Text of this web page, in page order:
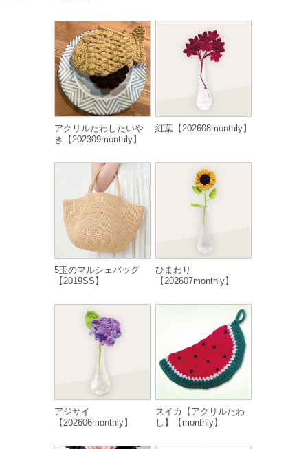
アクリルたわしたいや
き【202309monthly】
紅葉【202608monthly】
5玉のマルシェバッグ
【2019SS】
ひまわり
【202607monthly】
アジサイ
【202606monthly】
スイカ【アクリルたわ
し】【monthly】